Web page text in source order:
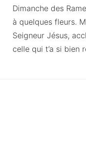
Dimanche des
à quelques fleurs.
Seigneur Jésus,
celle qui t’a si bien